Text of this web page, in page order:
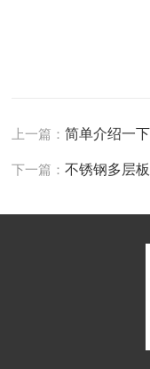
上一篇：简单介绍一
下一篇：不锈钢多层